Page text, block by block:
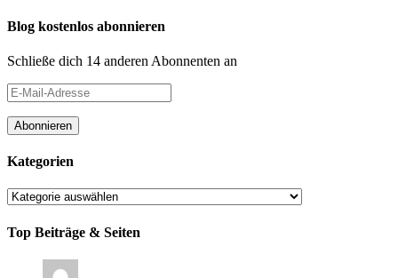
Blog kostenlos abonnieren
Schließe dich 14 anderen Abonnenten an
E-
Mail-
Adresse
Abonnieren
Kategorien
Kategorien
Top Beiträge & Seiten